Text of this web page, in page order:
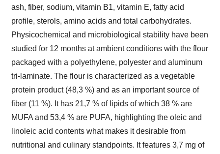
ash, fiber, sodium, vitamin B1, vitamin E, fatty acid
profile, sterols, amino acids and total carbohydrates.
Physicochemical and microbiological stability have been
studied for 12 months at ambient conditions with the flour
packaged with a polyethylene, polyester and aluminum
tri-laminate. The flour is characterized as a vegetable
protein product (48,3 %) and as an important source of
fiber (11 %). It has 21,7 % of lipids of which 38 % are
MUFA and 53,4 % are PUFA, highlighting the oleic and
linoleic acid contents what makes it desirable from
nutritional and culinary standpoints. It features 3,7 mg of